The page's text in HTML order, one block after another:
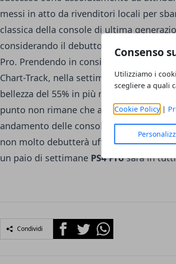
Consenso
Utilizziamo i
scegliere a quali
Cookie Policy|
messi in atto da rivenditori locali per
classica della console di ultima
considerando il debutto ufficiale sul
Pro. Prendendo in considerazione i dati
Chart-Track, nella settimana terminata
bellezza del 55% in più rispetto alla rivale
punto non rimane che aspettare le
andamento delle console targateSony,
non molto debutterà ufficialmente
un paio di settimane PS4 Prosarà in
Condividi FacebookTwitterWhatsapp